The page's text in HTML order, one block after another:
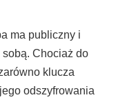
ma publiczny i
Chociaż do
klucza
odszyfrowania